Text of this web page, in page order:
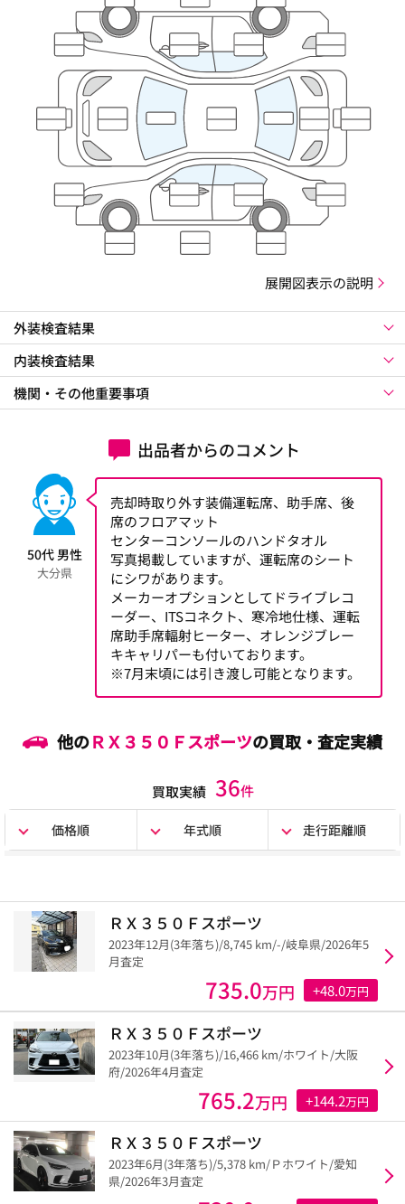
展開図表示の説明
外装検査結果
内装検査結果
機関・その他重要事項
出品者からのコメント
50代 男性
大分県
売却時取り外す装備運転席、助手席、後
席のフロアマット
センターコンソールのハンドタオル
写真掲載していますが、運転席のシート
にシワがあります。
メーカーオプションとしてドライブレコ
ーダー、ITSコネクト、寒冷地仕様、運転
席助手席輻射ヒーター、オレンジブレー
キキャリパーも付いております。
※7月末頃には引き渡し可能となります。
他のＲＸ３５０Ｆスポーツの買取・査定実績
買取実績 36件
価格順 年式順 走行距離順
ＲＸ３５０Ｆスポーツ
2023年12月(3年落ち)/8,745 km/-/岐阜県/2026年5
月査定
735.0万円 +48.0万円
ＲＸ３５０Ｆスポーツ
2023年10月(3年落ち)/16,466 km/ホワイト/大阪
府/2026年4月査定
765.2万円 +144.2万円
ＲＸ３５０Ｆスポーツ
2023年6月(3年落ち)/5,378 km/Ｐホワイト/愛知
県/2026年3月査定